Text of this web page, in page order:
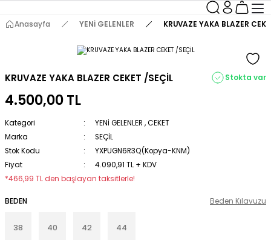
Anasayfa YENİ GELENLER KRUVAZE YAKA BLAZER
KRUVAZE YAKA BLAZER CEKET /SEÇİL Stokta var
4.500,00 TL
Kategori YENİ GELENLER ,CEKET
Marka
SEÇİL
Stok Kodu
YXPUGN6R3Q(Kopya-KNM)
Fiyat
4.090,91 TL + KDV
*466,99 TL den başlayan taksitlerle!
BEDEN
38 40 42 44
Beden Kılavuzu